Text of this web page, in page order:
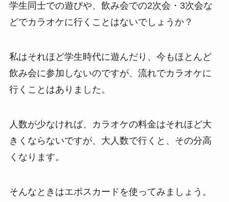
学生同士での遊びや、飲み会での2次会・3次会な
どでカラオケに行くことはないでしょうか？
私はそれほど学生時代に遊んだり、今もほとんど
飲み会に参加しないのですが、流れでカラオケに
行くことはありました。
人数が少なければ、カラオケの料金はそれほど大
きくならないですが、大人数で行くと、その分高
くなります。
そんなときはエポスカードを使ってみましょう。